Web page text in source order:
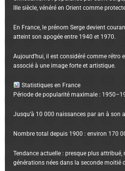
IIIe siècle, vénéré en Orient comme
En France, le prénom Serge devient
atteint son apogée entre 1940 et 1970.
Aujourd’hui, il est considéré comme rétro
associé à une image forte et artistique.
Statistiques en France
Période de popularité maximale :
Jusqu’à 10 000 naissances par an à son
Nombre total depuis 1900 : environ 170
Tendance actuelle : presque plus
générations nées dans la seconde moitié